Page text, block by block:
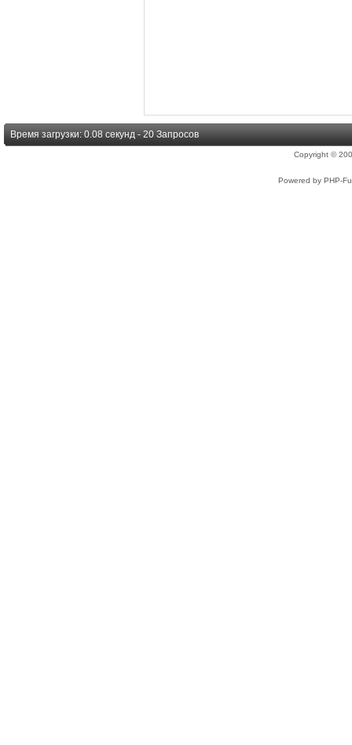
Время загрузки: 0.08 секунд - 20 Запросов
Copyright ©
Powered by PHP-